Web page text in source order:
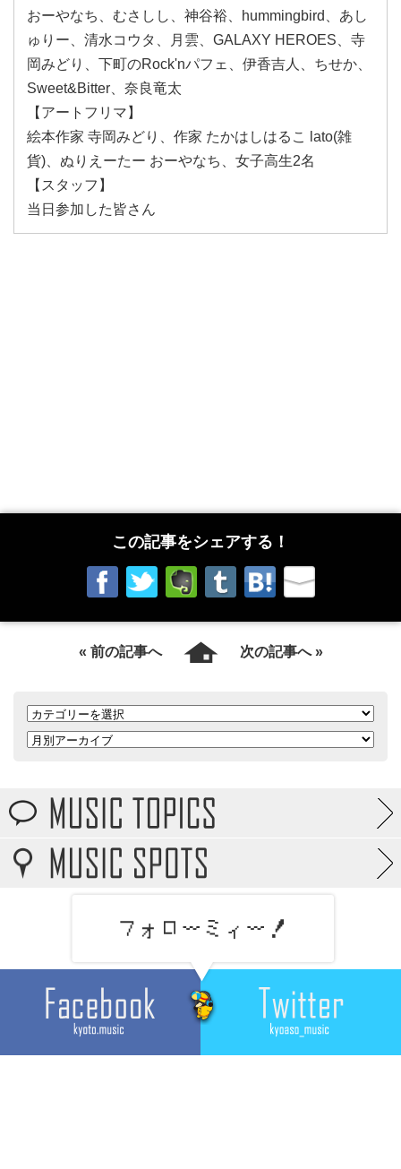
おーやなち、むさしし、神谷裕、hummingbird、あし
ゅりー、清水コウタ、月雲、GALAXY HEROES、寺
岡みどり、下町のRock'nパフェ、伊香吉人、ちせか、
Sweet&Bitter、奈良竜太
【アートフリマ】
絵本作家 寺岡みどり、作家 たかはしはるこ lato(雑
貨)、ぬりえーたー おーやなち、女子高生2名
【スタッフ】
当日参加した皆さん
この記事をシェアする！
« 前の記事へ 次の記事へ »